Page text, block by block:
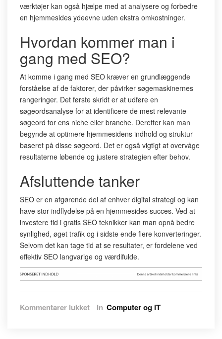
værktøjer kan også hjælpe med at analysere og forbedre
en hjemmesides ydeevne uden ekstra omkostninger.
Hvordan kommer man i
gang med SEO?
At komme i gang med SEO kræver en grundlæggende
forståelse af de faktorer, der påvirker søgemaskinernes
rangeringer. Det første skridt er at udføre en
søgeordsanalyse for at identificere de mest relevante
søgeord for ens niche eller branche. Derefter kan man
begynde at optimere hjemmesidens indhold og struktur
baseret på disse søgeord. Det er også vigtigt at overvåge
resultaterne løbende og justere strategien efter behov.
Afsluttende tanker
SEO er en afgørende del af enhver digital strategi og kan
have stor indflydelse på en hjemmesides succes. Ved at
investere tid i gratis SEO teknikker kan man opnå bedre
synlighed, øget trafik og i sidste ende flere konverteringer.
Selvom det kan tage tid at se resultater, er fordelene ved
effektiv SEO langvarige og værdifulde.
Kommentarer lukkettil
In Computer og IT